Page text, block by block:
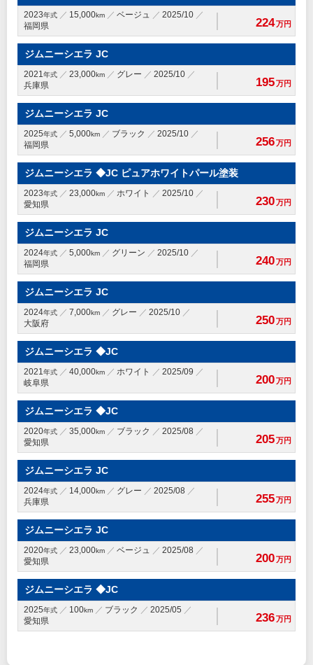
2023年式 15,000km ベージュ
2025/10
福岡県
224万円
ジムニーシエラ JC
2021年式 23,000km グレー
2025/10
兵庫県
195万円
ジムニーシエラ JC
2025年式 5,000km ブラック
2025/10
福岡県
256万円
ジムニーシエラ ◆JC ピュアホワイトパール塗装
2023年式 23,000km ホワイト
2025/10
愛知県
230万円
ジムニーシエラ JC
2024年式 5,000km グリーン
2025/10
福岡県
240万円
ジムニーシエラ JC
2024年式 7,000km グレー
2025/10
大阪府
250万円
ジムニーシエラ ◆JC
2021年式 40,000km ホワイト
2025/09
岐阜県
200万円
ジムニーシエラ ◆JC
2020年式 35,000km ブラック
2025/08
愛知県
205万円
ジムニーシエラ JC
2024年式 14,000km グレー
2025/08
兵庫県
255万円
ジムニーシエラ JC
2020年式 23,000km ベージュ
2025/08
愛知県
200万円
ジムニーシエラ ◆JC
2025年式 100km ブラック
2025/05
愛知県
236万円